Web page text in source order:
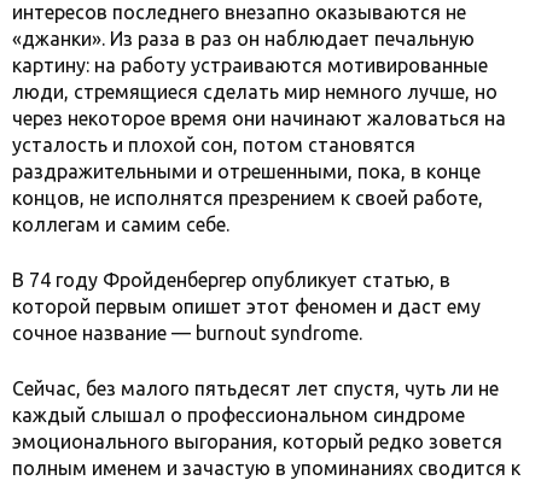
интересов последнего внезапно оказываются не
«джанки». Из раза в раз он наблюдает печальную
картину: на работу устраиваются мотивированные
люди, стремящиеся сделать мир немного лучше, но
через некоторое время они начинают жаловаться на
усталость и плохой сон, потом становятся
раздражительными и отрешенными, пока, в конце
концов, не исполнятся презрением к своей работе,
коллегам и самим себе.
В 74 году Фройденбергер опубликует статью, в
которой первым опишет этот феномен и даст ему
сочное название — burnout syndrome.
Сейчас, без малого пятьдесят лет спустя, чуть ли не
каждый слышал о профессиональном синдроме
эмоционального выгорания, который редко зовется
полным именем и зачастую в упоминаниях сводится к